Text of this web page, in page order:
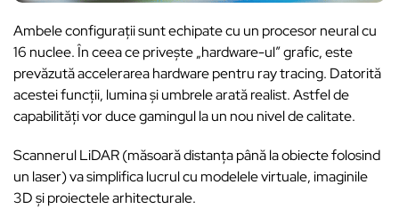
Ambele configurații sunt echipate cu un procesor neural cu
16 nuclee. În ceea ce privește „hardware-ul” grafic, este
prevăzută accelerarea hardware pentru ray tracing. Datorită
acestei funcții, lumina și umbrele arată realist. Astfel de
capabilități vor duce gamingul la un nou nivel de calitate.
Scannerul LiDAR (măsoară distanța până la obiecte folosind
un laser) va simplifica lucrul cu modelele virtuale, imaginile
3D și proiectele arhitecturale.